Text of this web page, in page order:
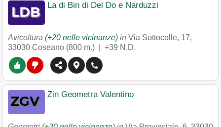
La di Bin di Del Do e Narduzzi
Avicoltura (+20 nelle vicinanze) in Via Sottocolle, 17,
33030 Coseano (800 m.) | +39 N.D.
Zin Geometra Valentino